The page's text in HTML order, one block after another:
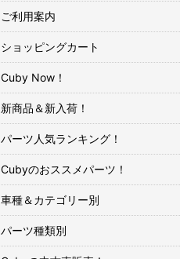
ご利用案内
ショッピングカート
Cuby Now！
新商品＆新入荷！
パーツ人気ランキング！
Cubyのおススメパーツ！
車種＆カテゴリー別
パーツ種類別